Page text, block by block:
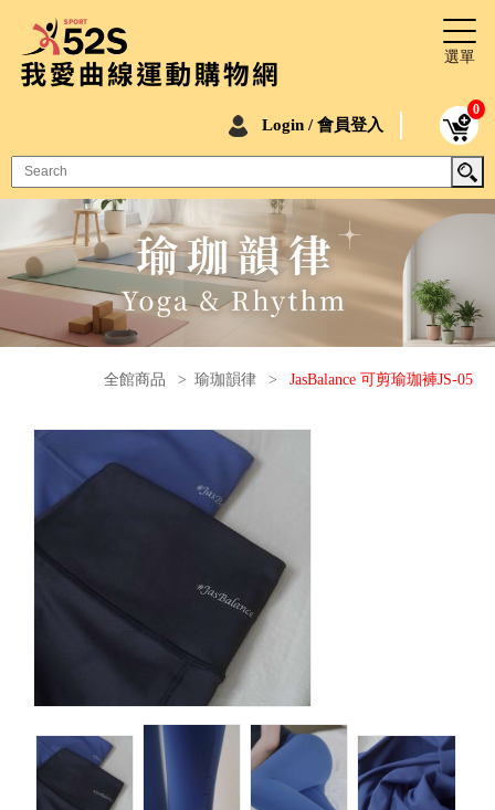
Login / 會員登入
0
全館商品 > 瑜珈韻律 > JasBalance 可剪瑜珈褲JS-05